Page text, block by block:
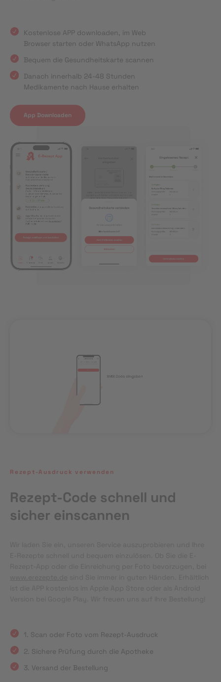
Kostenlose APP downloaden, im Web
Browser starten oder WhatsApp nutzen
Bequem die Gesundheitskarte scannen
Danach innerhalb 24-48 Stunden
Medikamente nach Hause erhalten
App Downloaden
Rezept-Ausdruck verwenden
Rezept-Code schnell und
sicher einscannen
1. Scan oder Foto vom Rezept-Ausdruck
2. Sichere Prüfung durch die Apotheke
3. Versand der Bestellung